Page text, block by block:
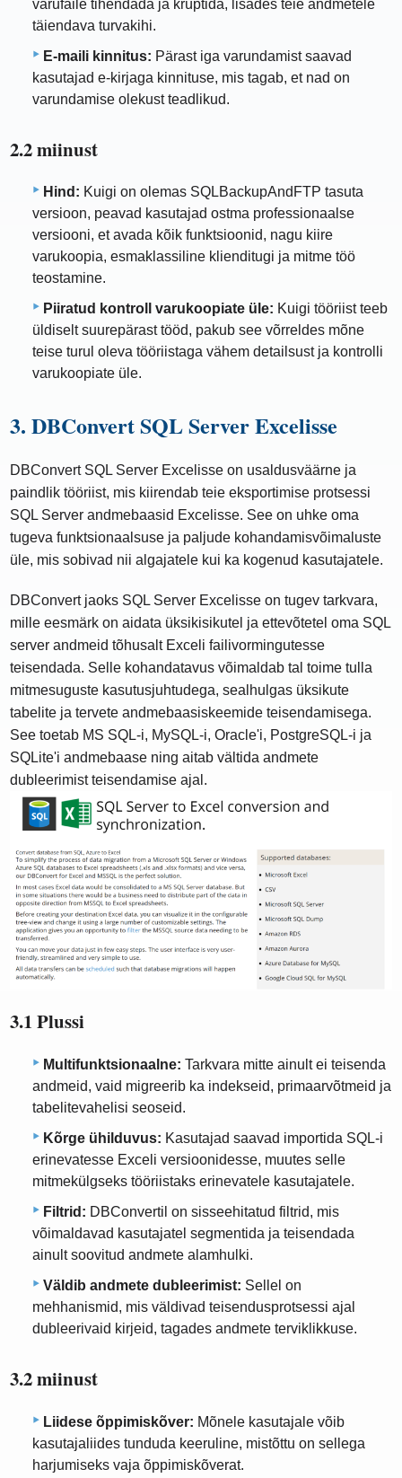
varufaile tihendada ja krüptida, lisades teie andmetele
täiendava turvakihi.
E-maili kinnitus: Pärast iga varundamist saavad
kasutajad e-kirjaga kinnituse, mis tagab, et nad on
varundamise olekust teadlikud.
2.2 miinust
Hind: Kuigi on olemas SQLBackupAndFTP tasuta
versioon, peavad kasutajad ostma professionaalse
versiooni, et avada kõik funktsioonid, nagu kiire
varukoopia, esmaklassiline klienditugi ja mitme töö
teostamine.
Piiratud kontroll varukoopiate üle: Kuigi tööriist teeb
üldiselt suurepärast tööd, pakub see võrreldes mõne
teise turul oleva tööriistaga vähem detailsust ja kontrolli
varukoopiate üle.
3. DBConvert SQL Server Excelisse
DBConvert SQL Server Excelisse on usaldusväärne ja
paindlik tööriist, mis kiirendab teie eksportimise protsessi
SQL Server andmebaasid Excelisse. See on uhke oma
tugeva funktsionaalsuse ja paljude kohandamisvõimaluste
üle, mis sobivad nii algajatele kui ka kogenud kasutajatele.
DBConvert jaoks SQL Server Excelisse on tugev tarkvara,
mille eesmärk on aidata üksikisikutel ja ettevõtetel oma SQL
server andmeid tõhusalt Exceli failivormingutesse
teisendada. Selle kohandatavus võimaldab tal toime tulla
mitmesuguste kasutusjuhtudega, sealhulgas üksikute
tabelite ja tervete andmebaasiskeemide teisendamisega.
See toetab MS SQL-i, MySQL-i, Oracle'i, PostgreSQL-i ja
SQLite'i andmebaase ning aitab vältida andmete
dubleerimist teisendamise ajal.
3.1 Plussi
Multifunktsionaalne: Tarkvara mitte ainult ei teisenda
andmeid, vaid migreerib ka indekseid, primaarvõtmeid ja
tabelitevahelisi seoseid.
Kõrge ühilduvus: Kasutajad saavad importida SQL-i
erinevatesse Exceli versioonidesse, muutes selle
mitmekülgseks tööriistaks erinevatele kasutajatele.
Filtrid: DBConvertil on sisseehitatud filtrid, mis
võimaldavad kasutajatel segmentida ja teisendada
ainult soovitud andmete alamhulki.
Väldib andmete dubleerimist: Sellel on
mehhanismid, mis väldivad teisendusprotsessi ajal
dubleerivaid kirjeid, tagades andmete terviklikkuse.
3.2 miinust
Liidese õppimiskõver: Mõnele kasutajale võib
kasutajaliides tunduda keeruline, mistõttu on sellega
harjumiseks vaja õppimiskõverat.